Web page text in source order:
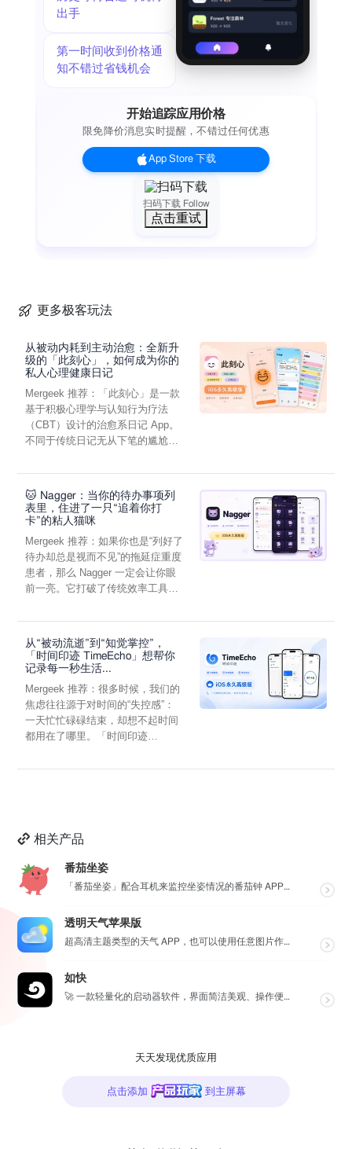
出手
第一时间收到价格通
知不错过省钱机会
扫码下载 Follow
点击重试
开始追踪应用价格
限免降价消息实时提醒，不错过任何优惠
App Store 下载
更多极客玩法
从被动内耗到主动治愈：全新升
级的「此刻心」，如何成为你的
私人心理健康日记
Mergeek 推荐：「此刻心」是一款
基于积极心理学与认知行为疗法
（CBT）设计的治愈系日记 App。
不同于传统日记无从下笔的尴尬，
🐱 Nagger：当你的待办事项列
表里，住进了一只“追着你打
卡”的粘人猫咪
Mergeek 推荐：如果你也是“列好了
待办却总是视而不见”的拖延症重度
患者，那么 Nagger 一定会让你眼
前一亮。它打破了传统效率工具冰
从“被动流逝”到“知觉掌控”，
「时间印迹 TimeEcho」想帮你
记录每一秒生活...
Mergeek 推荐：很多时候，我们的
焦虑往往源于对时间的“失控感”：
一天忙忙碌碌结束，却想不起时间
都用在了哪里。「时间印迹
相关产品
番茄坐姿
「番茄坐姿」配合耳机来监控坐姿情况的番茄钟 APP，轻盈的界面，让番茄工作法发挥最大效果，详细也整洁...
透明天气苹果版
超高清主题类型的天气 APP，也可以使用任意图片作为主题，全球任意维度的天气状况瞬间掌握，APP 还...
如快
🚀 一款轻量化的启动器软件，界面简洁美观、操作便捷，并且支持插件开发。支持全键盘操作。开发者目前处于...
天天发现优质应用
点击添加 到主屏幕